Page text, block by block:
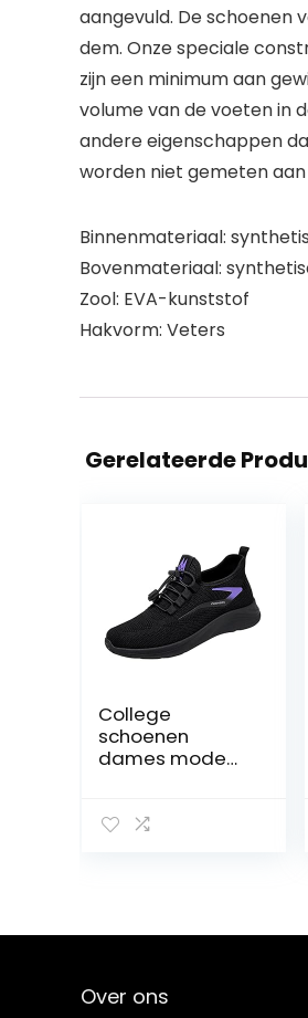
aangevuld. De schoenen
dem. Onze speciale
zijn een minimum aan
volume van de voeten in
andere eigenschappen
worden niet gemeten aan
Binnenmateriaal:
Bovenmateriaal:
Zool: EVA-kunststof
Hakvorm: Veters
Gerelateerde
College
schoenen
dames mode
gymschoenen
zwart 41
Over ons